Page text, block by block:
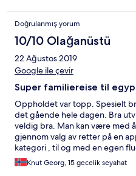
Doğrulanmış yorum
10/10 Olağanüstü
22 Ağustos 2019
Google ile çevir
Super familiereise til
Oppholdet var topp. Spesielt
det gående hele dagen. Bra
veldig bra. Man kan være med
gjennom valg av retter på en
kategori , til og med en egen
snorkling og intro tur dykking
anbefales. Meget profesjonelle
Knut Georg, 15 gecelik seyahat